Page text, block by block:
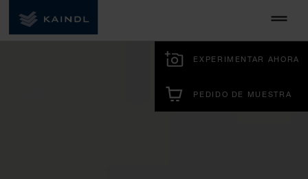
EXPERIMENTAR AHORA
PEDIDO DE MUESTRA